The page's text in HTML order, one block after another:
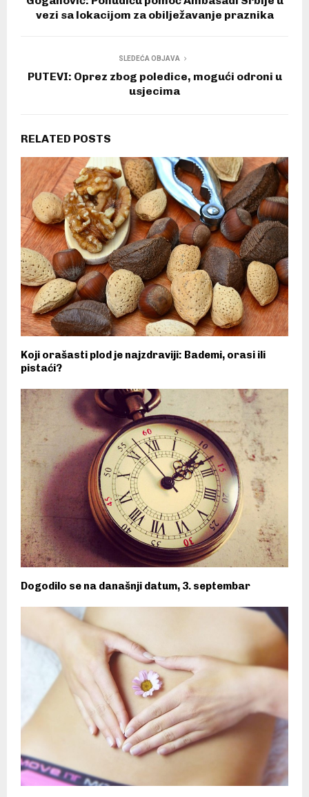
vezi sa lokacijom za obilježavanje praznika
SLEDEĆA OBJAVA
PUTEVI: Oprez zbog poledice, mogući odroni u
usjecima
RELATED POSTS
Koji orašasti plod je najzdraviji: Bademi, orasi ili
pistaći?
Dogodilo se na današnji datum, 3. septembar